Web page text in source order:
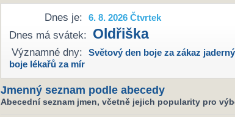
Dnes je: 6. 8. 2026 Čtvrtek
Dnes má svátek: Oldřiška
Významné dny: Světový den boje za zákaz
boje lékařů za mír
Jmenný seznam podle abecedy
Abecední seznam jmen, včetně jejich popularity pro